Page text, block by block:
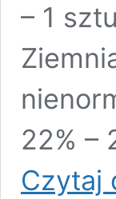
– 1
22% –
Czytaj